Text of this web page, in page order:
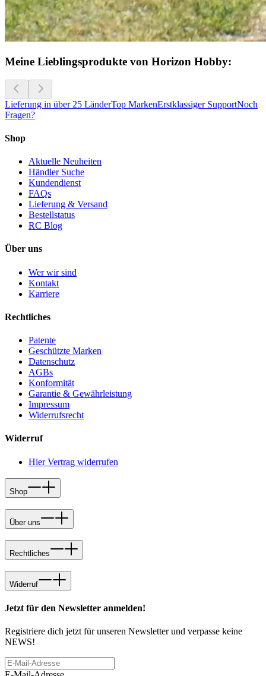
Meine Lieblingsprodukte von Horizon Hobby:
Lieferung in über 25 LänderTop MarkenErstklassiger SupportNoch
Fragen?
Shop
Aktuelle Neuheiten
Händler Suche
Kundendienst
FAQs
Lieferung & Versand
Bestellstatus
RC Blog
Über uns
Wer wir sind
Kontakt
Karriere
Rechtliches
Patente
Geschützte Marken
Datenschutz
AGBs
Konformität
Garantie & Gewährleistung
Impressum
Widerrufsrecht
Widerruf
Hier Vertrag widerrufen
Shop
Über uns
Rechtliches
Widerruf
Jetzt für den Newsletter anmelden!
Registriere dich jetzt für unseren Newsletter und verpasse keine
NEWS!